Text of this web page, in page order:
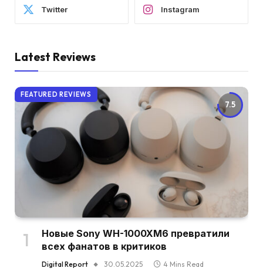
Twitter Instagram
Latest Reviews
7.5
FEATURED REVIEWS
Новые Sony WH-1000XM6 превратили
всех фанатов в критиков
Digital Report 30.05.2025 4 Mins Read